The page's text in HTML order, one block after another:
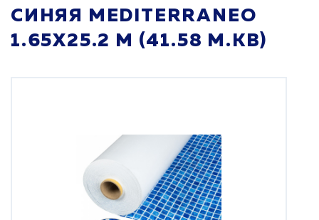
СИНЯЯ MEDITERRANEO
1.65X25.2 М (41.58 М.КВ)